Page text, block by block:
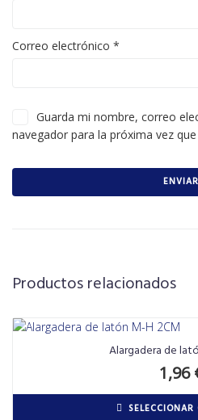
Correo electrónico *
Guarda mi nombre, correo
navegador para la próxima vez
Productos relacionados
Alargadera de
1,96
SELECCIONAR